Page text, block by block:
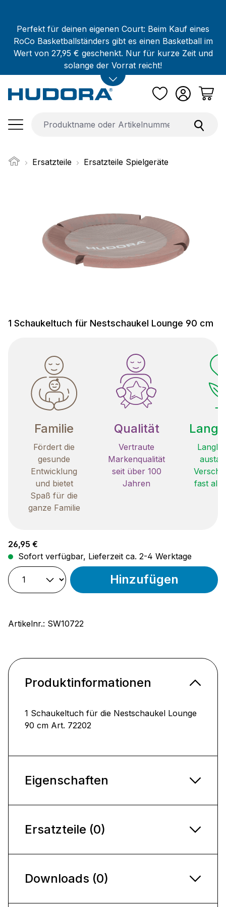
Perfekt für deinen eigenen Court: Beim Kauf eines
RoCo Basketballständers gibt es einen Basketball im
Wert von 27,95 € geschenkt. Nur für kurze Zeit und
solange der Vorrat reicht!
Ersatzteile Ersatzteile Spielgeräte
1 Schaukeltuch für Nestschaukel Lounge 90 cm
Familie
Fördert die
gesunde
Entwicklung
und bietet
Spaß für die
ganze Familie
Qualität
Vertraute
Markenqualität
seit über 100
Jahren
fast
Regulärer Preis:
26,95 €
Sofort verfügbar, Lieferzeit ca. 2-4 Werktage
Hinzufügen
Artikelnr.: SW10722
Produktinformationen
1 Schaukeltuch für die Nestschaukel Lounge
90 cm Art. 72202
Eigenschaften
Ersatzteile (0)
Downloads (0)